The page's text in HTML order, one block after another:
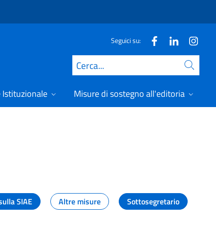
Seguici su:
Cerca
Istituzionale Misure di sostegno all'editoria
SIAE Altre misure
Sottosegretario